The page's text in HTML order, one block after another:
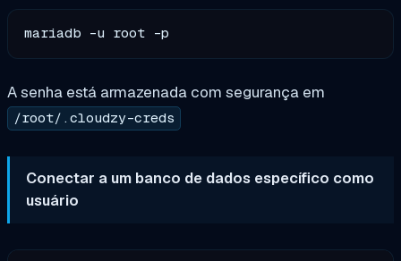
A senha está armazenada com segurança em
/root/.cloudzy-creds
Conectar a um banco de dados específico como
usuário